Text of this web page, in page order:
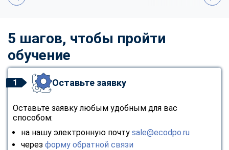
5 шагов, чтобы пройти
обучение
1 Оставьте заявку
Оставьте заявку любым удобным для вас
способом:
на нашу электронную почту sale@ecodpo.ru
через форму обратной связи